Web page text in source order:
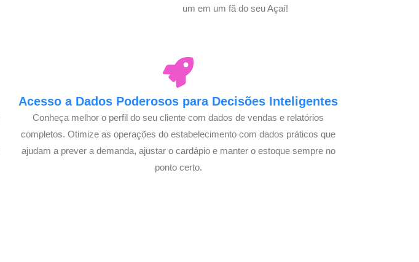
um em um fã do seu Açaí!
Acesso a Dados Poderosos para Decisões Inteligentes
Conheça melhor o perfil do seu cliente com dados de vendas e relatórios
completos. Otimize as operações do estabelecimento com dados práticos que
ajudam a prever a demanda, ajustar o cardápio e manter o estoque sempre no
ponto certo.